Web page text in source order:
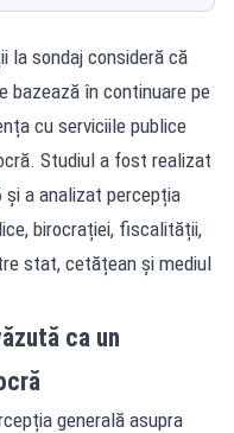
la sondaj consideră că
bazează în continuare pe
cu serviciile publice
Studiul a fost realizat
și a analizat percepția
birocrației, fiscalității,
stat, cetățean și mediul
ca un
generală asupra